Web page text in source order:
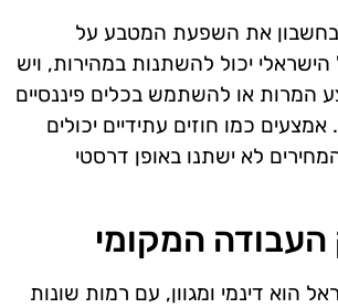
את השפעת המטבע על
יכול להשתנות במהירות, ויש
המרות או להשתמש בכלים פיננסיים
אמצעים כמו חוזים עתידיים יכולים
לא ישתנו באופן דרסטי
המקומי
הוא דינמי ומגוון, עם רמות שונות